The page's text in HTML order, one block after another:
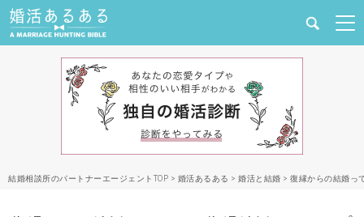
婚活と結婚
結婚相談所のパートナーエージェントTOP > 婚活あるある > 婚活と結婚 > 復縁からの結婚っ